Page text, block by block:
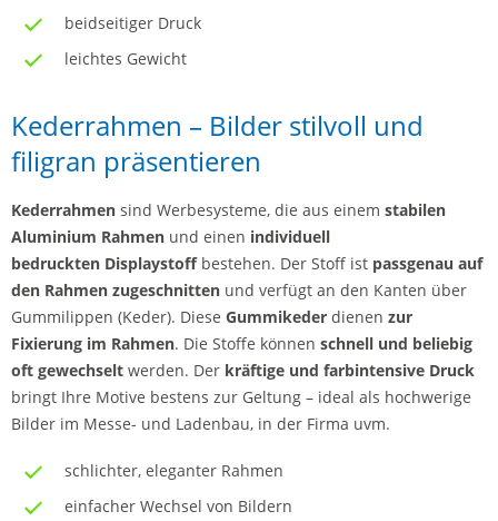
beidseitiger Druck
leichtes Gewicht
Kederrahmen – Bilder stilvoll und
filigran präsentieren
Kederrahmen sind Werbesysteme, die aus einem stabilen
Aluminium Rahmen und einen individuell
bedruckten Displaystoffbestehen. Der Stoff ist passgenau auf
den Rahmen zugeschnitten und verfügt an den Kanten über
Gummilippen (Keder). Diese Gummikeder dienen zur
Fixierung im Rahmen. Die Stoffe können schnell und beliebig
oft gewechselt werden. Der kräftige und farbintensive Druck
bringt Ihre Motive bestens zur Geltung – ideal als hochwerige
Bilder im Messe- und Ladenbau, in der Firma uvm.
schlichter, eleganter Rahmen
einfacher Wechsel von Bildern